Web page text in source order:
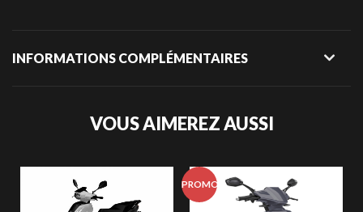
INFORMATIONS COMPLÉMENTAIRES
VOUS AIMEREZ AUSSI
PROMO